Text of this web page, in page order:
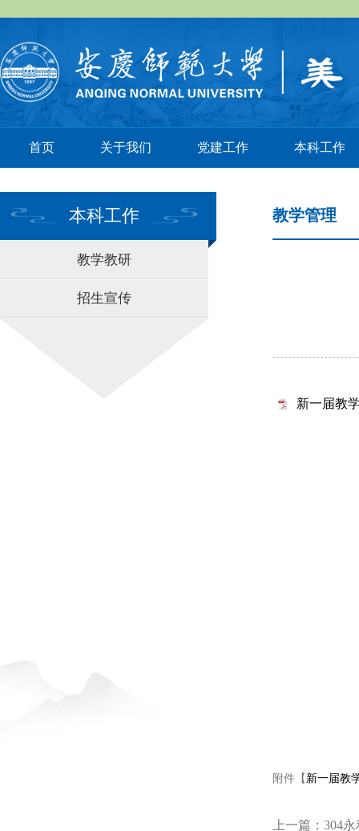
首页 关于我们 党建工作 本科工作
本科工作
教学教研
招生宣传
教学管理
新一届教
附件【 新一届教
上一篇： 304